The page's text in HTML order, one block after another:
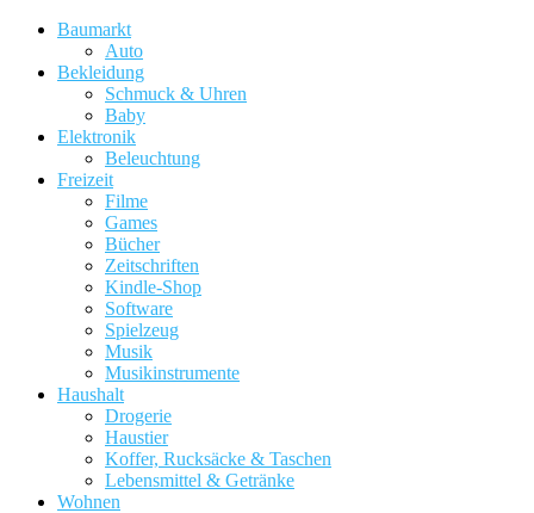
Baumarkt
Auto
Bekleidung
Schmuck & Uhren
Baby
Elektronik
Beleuchtung
Freizeit
Filme
Games
Bücher
Zeitschriften
Kindle-Shop
Software
Spielzeug
Musik
Musikinstrumente
Haushalt
Drogerie
Haustier
Koffer, Rucksäcke & Taschen
Lebensmittel & Getränke
Wohnen